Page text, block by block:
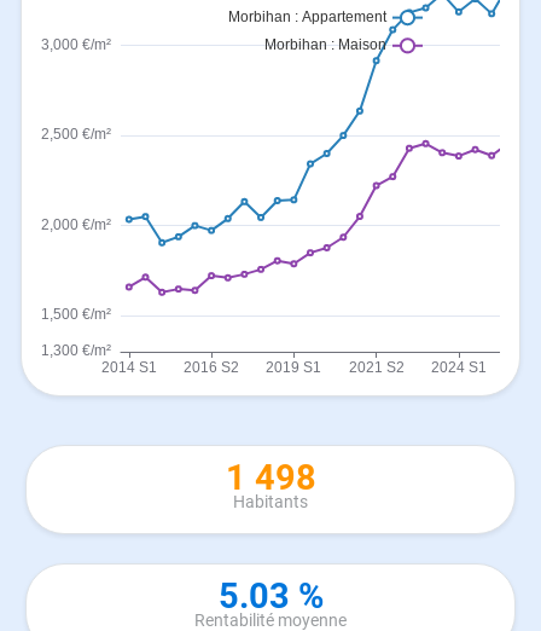
1 498
Habitants
5.03 %
Rentabilité moyenne